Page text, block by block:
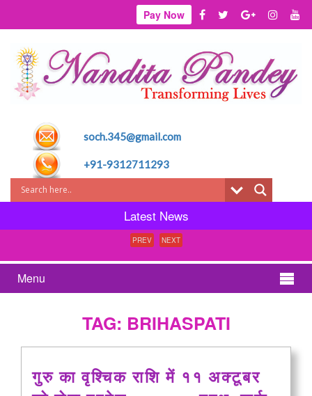
Pay Now
soch.345@gmail.com
+91-9312711293
Latest News
PREV NEXT
Menu
TAG: BRIHASPATI
गुरु का वृश्चिक राशि में ११ अक्टूबर